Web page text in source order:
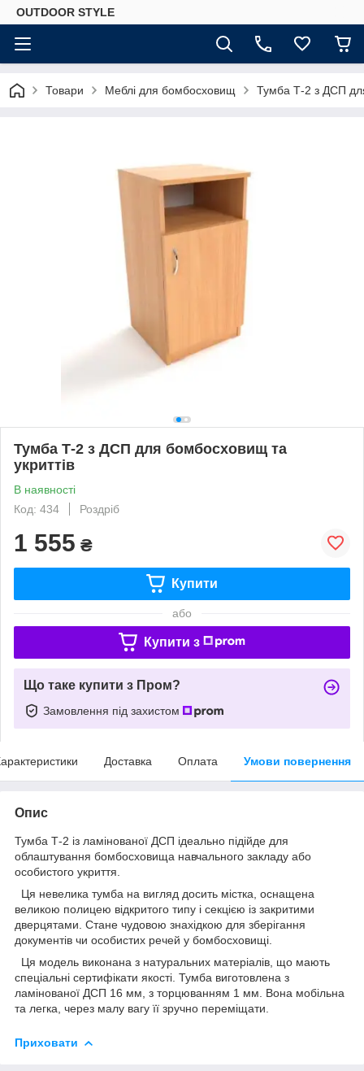
OUTDOOR STYLE
Товари Меблі для бомбосховищ Тумба Т-2 з ДСП
Тумба Т-2 з ДСП для бомбосховищ та
укриттів
В наявності
Код: 434
Роздріб
1 555 ₴
Купити
або
Купити з
Що таке купити з Пром?
Замовлення під захистом
Доставка Оплата Умови повернення
Опис
Тумба Т-2 із ламінованої ДСП ідеально підійде для
облаштування бомбосховища навчального закладу або
особистого укриття.
Ця невелика тумба на вигляд досить містка, оснащена
великою полицею відкритого типу і секцією із закритими
дверцятами. Стане чудовою знахідкою для зберігання
документів чи особистих речей у бомбосховищі.
Ця модель виконана з натуральних матеріалів, що мають
спеціальні сертифікати якості. Тумба виготовлена з
ламінованої ДСП 16 мм, з торцюванням 1 мм. Вона мобільна
та легка, через малу вагу її зручно переміщати.
Приховати